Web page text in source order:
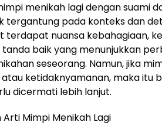
menikah lagi dengan suami
tergantung pada konteks dan
terdapat nuansa kebahagiaan,
baik yang menunjukkan
seseorang. Namun, jika
ketidaknyamanan, maka itu
dicermati lebih lanjut.
Arti Mimpi Menikah Lagi